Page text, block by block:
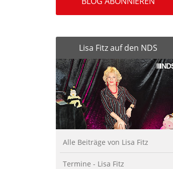
Lisa Fitz auf den NDS
Alle Beiträge von Lisa Fitz
Termine - Lisa Fitz